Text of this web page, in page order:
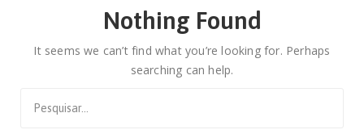
Nothing Found
It seems we can’t find what you’re looking for. Perhaps
searching can help.
for: